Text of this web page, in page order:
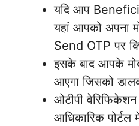
यदि आप
यहां आपको अपना
Send OTP पर
इसके बाद आपके
आएगा जिसको
ओटीपी
आधिकारिक पोर्टल